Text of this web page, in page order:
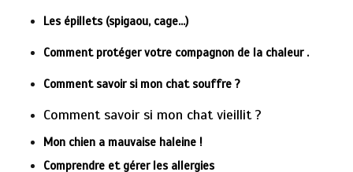
Les épillets (spigaou, cage…)
Comment protéger votre compagnon de la chaleur .
Comment savoir si mon chat souffre ?
Comment savoir si mon chat vieillit ?
Mon chien a mauvaise haleine !
Comprendre et gérer les allergies